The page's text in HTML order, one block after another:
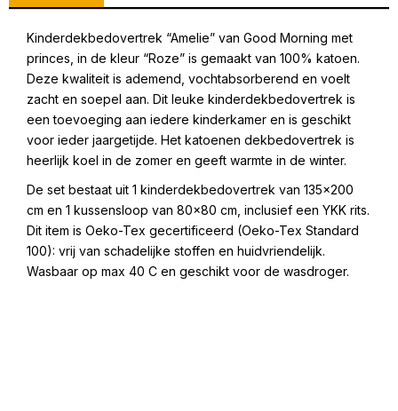
Kinderdekbedovertrek “Amelie” van Good Morning met
princes, in de kleur “Roze” is gemaakt van 100% katoen.
Deze kwaliteit is ademend, vochtabsorberend en voelt
zacht en soepel aan. Dit leuke kinderdekbedovertrek is
een toevoeging aan iedere kinderkamer en is geschikt
voor ieder jaargetijde. Het katoenen dekbedovertrek is
heerlijk koel in de zomer en geeft warmte in de winter.
De set bestaat uit 1 kinderdekbedovertrek van 135×200
cm en 1 kussensloop van 80×80 cm, inclusief een YKK rits.
Dit item is Oeko-Tex gecertificeerd (Oeko-Tex Standard
100): vrij van schadelijke stoffen en huidvriendelijk.
Wasbaar op max 40 C en geschikt voor de wasdroger.